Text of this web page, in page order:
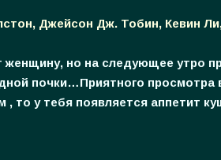
Джейсон Дж. Тобин, Кевин
но на следующее утро
почки…Приятного просмотра
то у тебя появляется аппетит